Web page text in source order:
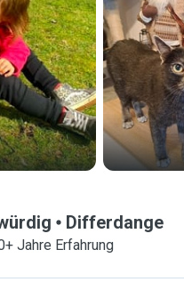
Differdange
Jahre Erfahrung